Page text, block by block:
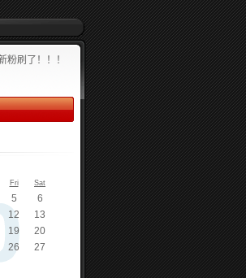
Fri Sat
5
6
12
13
19
20
26
27